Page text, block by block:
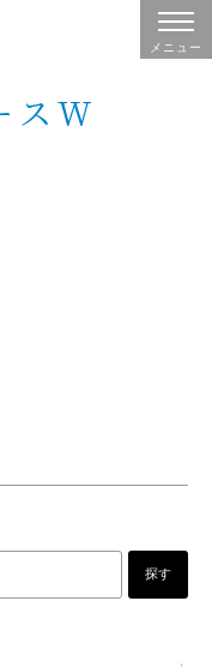
メニュー
スW